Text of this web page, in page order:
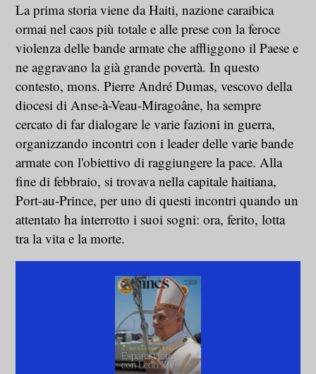
La prima storia viene da Haiti, nazione caraibica
ormai nel caos più totale e alle prese con la feroce
violenza delle bande armate che affliggono il Paese e
ne aggravano la già grande povertà. In questo
contesto, mons. Pierre André Dumas, vescovo della
diocesi di Anse-à-Veau-Miragoâne, ha sempre
cercato di far dialogare le varie fazioni in guerra,
organizzando incontri con i leader delle varie bande
armate con l'obiettivo di raggiungere la pace. Alla
fine di febbraio, si trovava nella capitale haitiana,
Port-au-Prince, per uno di questi incontri quando un
attentato ha interrotto i suoi sogni: ora, ferito, lotta
tra la vita e la morte.